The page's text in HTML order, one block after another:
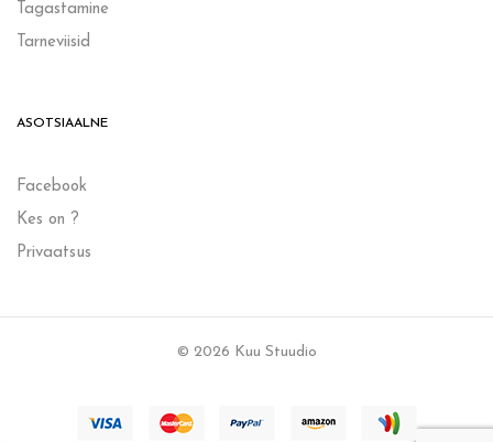
Tagastamine
Tarneviisid
ASOTSIAALNE
Facebook
Kes on ?
Privaatsus
© 2026 Kuu Stuudio